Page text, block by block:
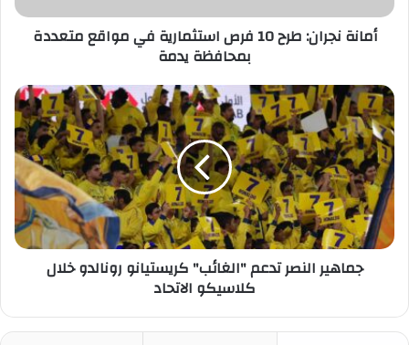
متعددة
بمحافظة أمانة نجران: طرح 10 فرص استثمارية في مواقع متعددة
بمحافظة يدمة
جماهير
النصر
تدعم
"الغائب"
كريستيانو
رونالدو
خلال
كلاسيكو
الاتحاد
جماهير النصر تدعم "الغائب" كريستيانو رونالدو خلال
كلاسيكو الاتحاد